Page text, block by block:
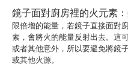
鏡子面對廚房裡的火元素：
限倍增的能量，若鏡子直接面對
素，會將火的能量反射出去。這
或者其他意外，所以要避免將鏡
或其他火源。